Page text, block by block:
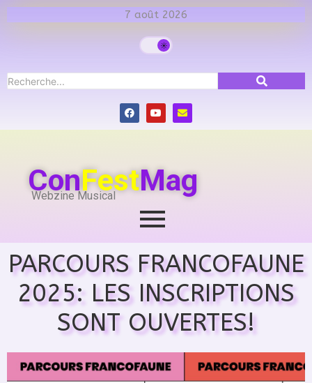
7 août 2026
ConFestMag
Webzine Musical
PARCOURS FRANCOFAUNE
2025: LES INSCRIPTIONS
SONT OUVERTES!